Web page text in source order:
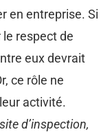
en entreprise. Si
le respect de
eux devrait
ce rôle ne
activité.
d’inspection,